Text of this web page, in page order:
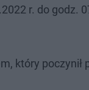
r. do godz.
który poczynił